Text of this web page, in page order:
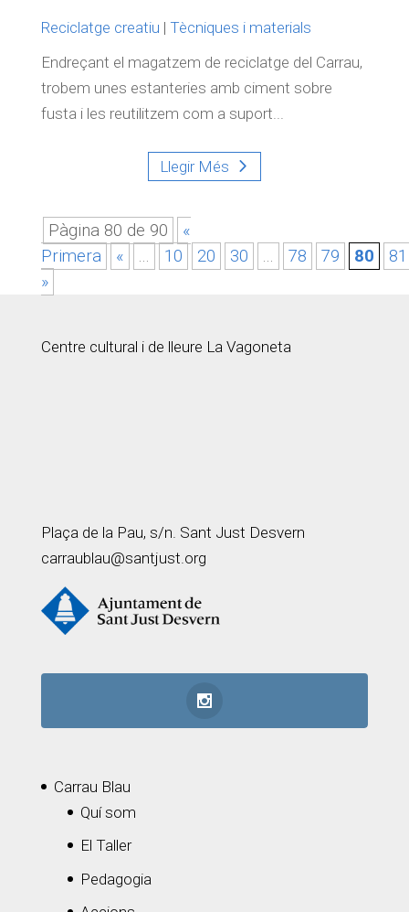
Reciclatge creatiu | Tècniques i materials
Endreçant el magatzem de reciclatge del Carrau,
trobem unes estanteries amb ciment sobre
fusta i les reutilitzem com a suport...
Llegir Més
Pàgina 80 de 90
«
Primera
« ... 10 20 30 ... 78 79 80
81
»
Centre cultural i de lleure La Vagoneta
Plaça de la Pau, s/n. Sant Just Desvern
carraublau@santjust.org
Carrau Blau
Quí som
El Taller
Pedagogia